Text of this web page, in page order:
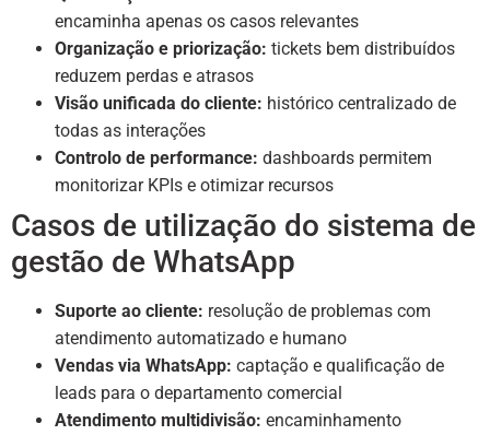
encaminha apenas os casos relevantes
Organização e priorização: tickets bem distribuídos
reduzem perdas e atrasos
Visão unificada do cliente: histórico centralizado de
todas as interações
Controlo de performance: dashboards permitem
monitorizar KPIs e otimizar recursos
Casos de utilização do sistema de
gestão de WhatsApp
Suporte ao cliente: resolução de problemas com
atendimento automatizado e humano
Vendas via WhatsApp: captação e qualificação de
leads para o departamento comercial
Atendimento multidivisão: encaminhamento